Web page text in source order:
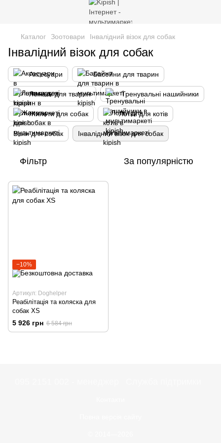
Каталог Зоотовари Інвалідний візок для собак
Інвалідний візок для собак
Аксесуари Басейни для тварин
Лежаки для тварин Тренувальні нашийники
Жилети для собак Лотки для котів
Візки для собак Інвалідний візок для собак
Фільтр За популярністю
−10%
Артикул: Doghelper
Реабілітація та коляска для
собак XS
5 926 грн 6 584 грн